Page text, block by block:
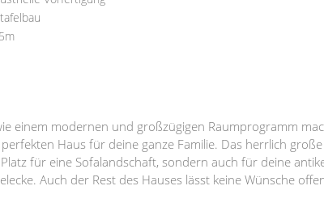
einem modernen und großzügigen Raumprogramm
Haus für deine ganze Familie. Das herrlich
für eine Sofalandschaft, sondern auch für deine
Auch der Rest des Hauses lässt keine Wünsche